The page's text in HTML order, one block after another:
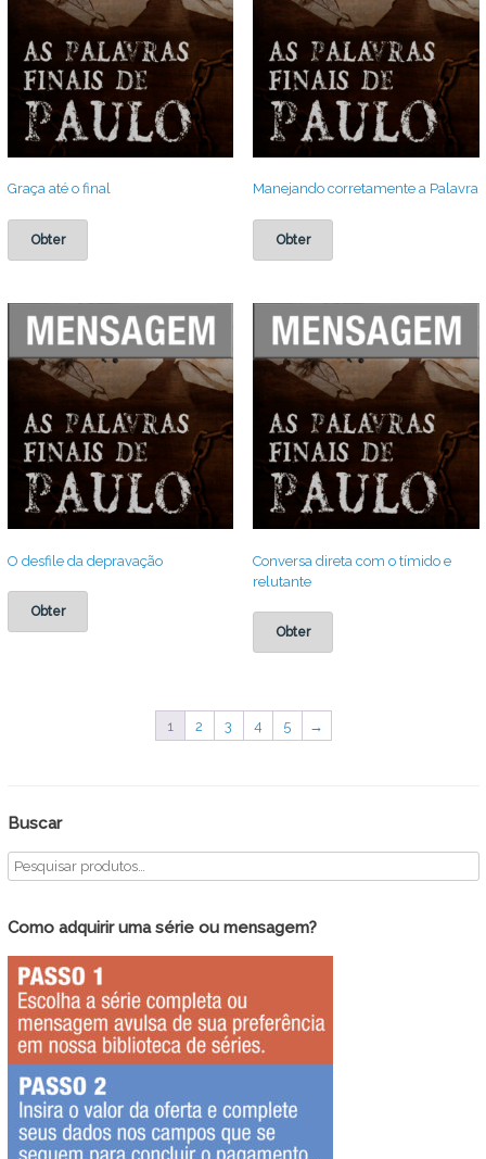
Graça até o final
Obter
Manejando corretamente a Palavra
Obter
O desfile da depravação
Obter
Conversa direta com o tímido e
relutante
Obter
1 2 3 4 5 →
Buscar
Como adquirir uma série ou mensagem?